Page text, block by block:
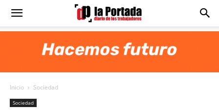
Diario
Portada
Inicio Sociedad
Sociedad